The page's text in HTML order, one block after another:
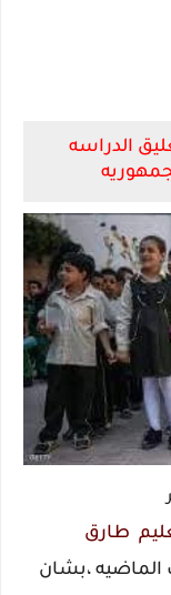
الدراسه
طارق
الماضيه ،بشان